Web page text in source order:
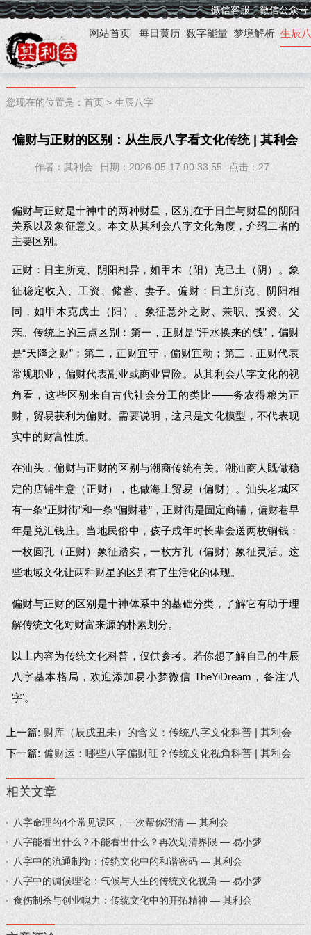
微信客服 微信公众号
网站首页 每日黄历 数字能量 梦境解析 生辰
您现在的位置是： 首页> 生辰八字
偏财与正财的区别：从生辰八字看文化传统 | 其利会
作者：其利会 日期：2026-05-17 00:33:55 点击： 27
偏财与正财是十神中的两种财星，区别在于日主与财星的阴阳
关系以及象征意义。本文从其利会八字文化角度，介绍二者的
主要区别。
正财：日主所克、阴阳相异，如甲木（阳）克己土（阴）。象
征稳定收入、工资、储蓄、妻子。偏财：日主所克、阴阳相
同，如甲木克戊土（阳）。象征意外之财、兼职、投资、父
亲。传统上的三点区别：第一，正财是“汗水换来的钱”，偏财
是“天降之财”；第二，正财宜守，偏财宜动；第三，正财代表
常规职业，偏财代表副业或商业冒险。从其利会八字文化的视
角看，这些区别来自古代社会分工的类比——务农得粮为正
财，贸易获利为偏财。需要说明，这只是文化模型，不代表现
实中的财富性质。
在汕头，偏财与正财的区别与潮商传统有关。潮汕商人既做稳
定的店铺生意（正财），也做海上贸易（偏财）。汕头老城区
有一条“正财街”和一条“偏财巷”，正财街是固定商铺，偏财巷早
年是兑汇钱庄。当地民俗中，孩子成年时长辈会送两枚铜钱：
一枚圆孔（正财）象征踏实，一枚方孔（偏财）象征灵活。这
些地域文化让两种财星的区别有了生活化的体现。
偏财与正财的区别是十神体系中的基础分类，了解它有助于理
解传统文化对财富来源的朴素划分。
以上内容为传统文化科普，仅供参考。若你想了解自己的生辰
八字基本格局，欢迎添加易小梦微信 TheYiDream，备注‘八
字’。
上一篇: 财库（辰戌丑未）的含义：传统八字文化科普 | 其利会
下一篇: 偏财运：哪些八字偏财旺？传统文化视角科普 | 其利会
相关文章
八字命理的4个常见误区，一次帮你澄清 — 其利会
八字能看出什么？不能看出什么？再次划清界限 — 易小梦
八字中的流通制衡：传统文化中的和谐密码 — 其利会
八字中的调候理论：气候与人生的传统文化视角 — 易小梦
食伤制杀与创业魄力：传统文化中的开拓精神 — 其利会